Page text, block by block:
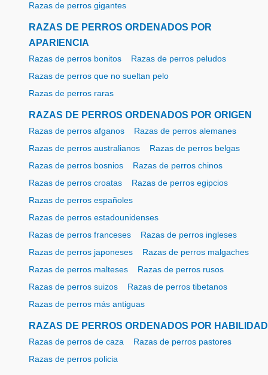
Razas de perros gigantes
RAZAS DE PERROS ORDENADOS POR
APARIENCIA
Razas de perros bonitos
Razas de perros peludos
Razas de perros que no sueltan pelo
Razas de perros raras
RAZAS DE PERROS ORDENADOS POR ORIGEN
Razas de perros afganos
Razas de perros alemanes
Razas de perros australianos
Razas de perros belgas
Razas de perros bosnios
Razas de perros chinos
Razas de perros croatas
Razas de perros egipcios
Razas de perros españoles
Razas de perros estadounidenses
Razas de perros franceses
Razas de perros ingleses
Razas de perros japoneses
Razas de perros malgaches
Razas de perros malteses
Razas de perros rusos
Razas de perros suizos
Razas de perros tibetanos
Razas de perros más antiguas
RAZAS DE PERROS ORDENADOS POR HABILIDAD
Razas de perros de caza
Razas de perros pastores
Razas de perros policia